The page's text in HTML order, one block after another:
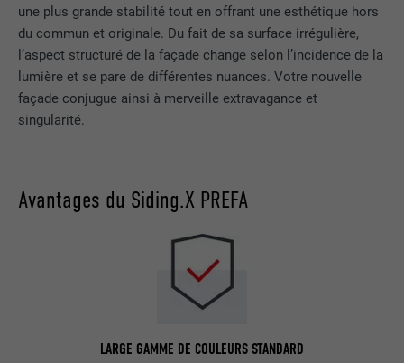
une plus grande stabilité tout en offrant une esthétique hors
du commun et originale. Du fait de sa surface irrégulière,
l’aspect structuré de la façade change selon l’incidence de la
lumière et se pare de différentes nuances. Votre nouvelle
façade conjugue ainsi à merveille extravagance et
singularité.
Avantages du Siding.X PREFA
LARGE GAMME DE COULEURS STANDARD